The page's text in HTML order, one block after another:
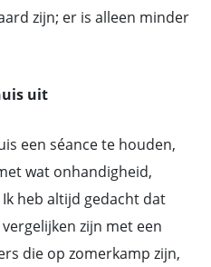
zijn; er is alleen minder
uit
een séance te houden,
wat onhandigheid,
heb altijd gedacht dat
zijn met een
die op zomerkamp zijn,